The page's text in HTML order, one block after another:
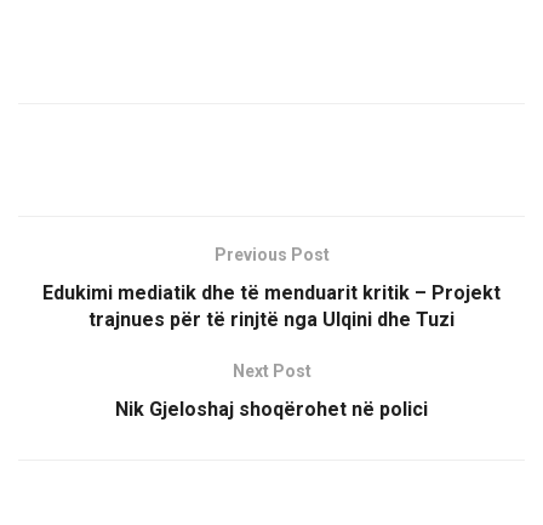
Previous Post
Edukimi mediatik dhe të menduarit kritik – Projekt
trajnues për të rinjtë nga Ulqini dhe Tuzi
Next Post
Nik Gjeloshaj shoqërohet në polici